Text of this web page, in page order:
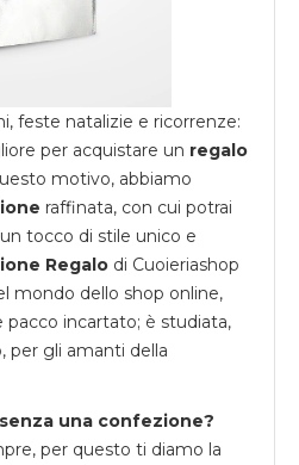
feste natalizie e ricorrenze:
per acquistare un regalo
motivo, abbiamo
raffinata, con cui potrai
tocco di stile unico e
Regalo di Cuoieriashop
mondo dello shop online,
pacco incartato; è studiata,
per gli amanti della
una confezione?
per questo ti diamo la